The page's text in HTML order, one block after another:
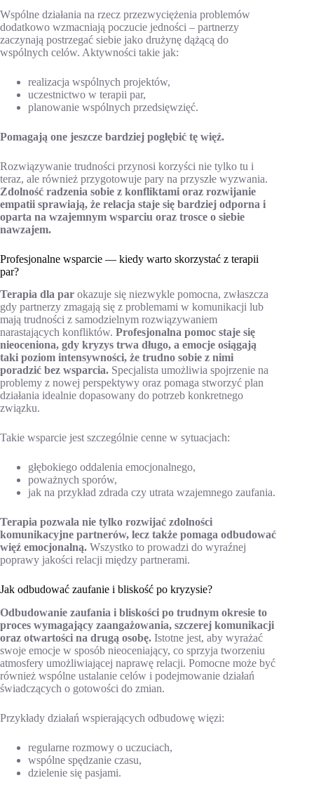
Wspólne działania na rzecz przezwyciężenia problemów
dodatkowo wzmacniają poczucie jedności – partnerzy
zaczynają postrzegać siebie jako drużynę dążącą do
wspólnych celów. Aktywności takie jak:
realizacja wspólnych projektów,
uczestnictwo w terapii par,
planowanie wspólnych przedsięwzięć.
Pomagają one jeszcze bardziej pogłębić tę więź.
Rozwiązywanie trudności przynosi korzyści nie tylko tu i
teraz, ale również przygotowuje pary na przyszłe wyzwania.
Zdolność radzenia sobie z konfliktami oraz rozwijanie
empatii sprawiają, że relacja staje się bardziej odporna i
oparta na wzajemnym wsparciu oraz trosce o siebie
nawzajem.
Profesjonalne wsparcie — kiedy warto skorzystać z terapii
par?
Terapia dla par okazuje się niezwykle pomocna, zwłaszcza
gdy partnerzy zmagają się z problemami w komunikacji lub
mają trudności z samodzielnym rozwiązywaniem
narastających konfliktów. Profesjonalna pomoc staje się
nieoceniona, gdy kryzys trwa długo, a emocje osiągają
taki poziom intensywności, że trudno sobie z nimi
poradzić bez wsparcia. Specjalista umożliwia spojrzenie na
problemy z nowej perspektywy oraz pomaga stworzyć plan
działania idealnie dopasowany do potrzeb konkretnego
związku.
Takie wsparcie jest szczególnie cenne w sytuacjach:
głębokiego oddalenia emocjonalnego,
poważnych sporów,
jak na przykład zdrada czy utrata wzajemnego zaufania.
Terapia pozwala nie tylko rozwijać zdolności
komunikacyjne partnerów, lecz także pomaga odbudować
więź emocjonalną. Wszystko to prowadzi do wyraźnej
poprawy jakości relacji między partnerami.
Jak odbudować zaufanie i bliskość po kryzysie?
Odbudowanie zaufania i bliskości po trudnym okresie to
proces wymagający zaangażowania, szczerej komunikacji
oraz otwartości na drugą osobę. Istotne jest, aby wyrażać
swoje emocje w sposób nieoceniający, co sprzyja tworzeniu
atmosfery umożliwiającej naprawę relacji. Pomocne może być
również wspólne ustalanie celów i podejmowanie działań
świadczących o gotowości do zmian.
Przykłady działań wspierających odbudowę więzi:
regularne rozmowy o uczuciach,
wspólne spędzanie czasu,
dzielenie się pasjami.